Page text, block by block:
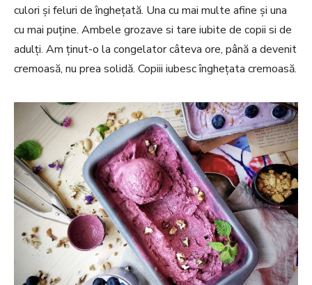
culori și feluri de înghețată. Una cu mai multe afine și una
cu mai puține. Ambele grozave si tare iubite de copii si de
adulți. Am ținut-o la congelator câteva ore, până a devenit
cremoasă, nu prea solidă. Copiii iubesc înghețata cremoasă.